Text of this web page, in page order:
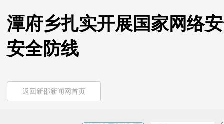
潭府乡扎实开展国家网络
安全防线
返回新邵新闻网首页